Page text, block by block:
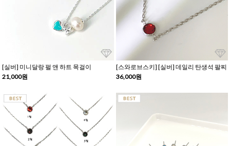
[실버] 미니달랑 펄 앤 하트 목걸이
21,000원
[스와로브스키] [실버] 데일리 탄생석 팔찌
36,000원